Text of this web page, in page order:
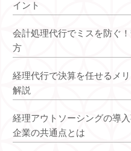
イント
会計処理代行でミスを防ぐ
方
経理代行で決算を任せるメ
解説
経理アウトソーシングの導
企業の共通点とは